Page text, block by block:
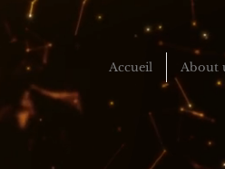
Accueil About